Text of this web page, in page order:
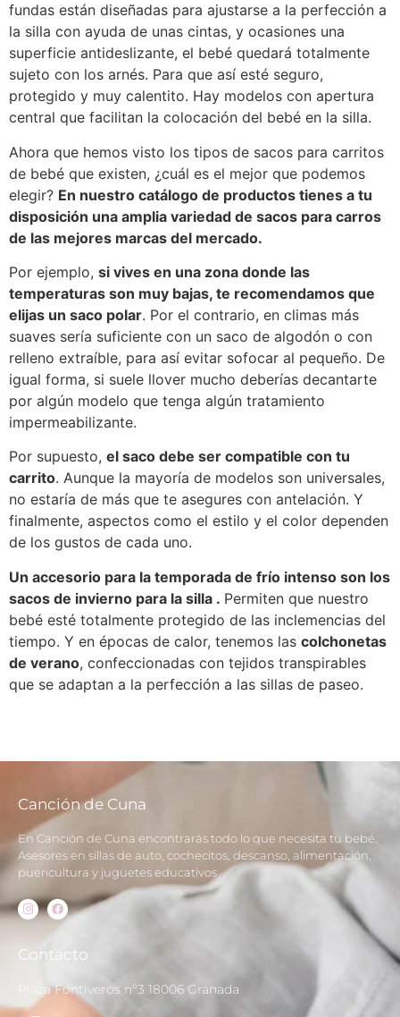
fundas están diseñadas para ajustarse a la perfección a
la silla con ayuda de unas cintas, y ocasiones una
superficie antideslizante, el bebé quedará totalmente
sujeto con los arnés. Para que así esté seguro,
protegido y muy calentito. Hay modelos con apertura
central que facilitan la colocación del bebé en la silla.
Ahora que hemos visto los tipos de sacos para carritos
de bebé que existen, ¿cuál es el mejor que podemos
elegir? En nuestro catálogo de productos tienes a tu
disposición una amplia variedad de sacos para carros
de las mejores marcas del mercado.
Por ejemplo, si vives en una zona donde las
temperaturas son muy bajas, te recomendamos que
elijas un saco polar. Por el contrario, en climas más
suaves sería suficiente con un saco de algodón o con
relleno extraíble, para así evitar sofocar al pequeño. De
igual forma, si suele llover mucho deberías decantarte
por algún modelo que tenga algún tratamiento
impermeabilizante.
Por supuesto, el saco debe ser compatible con tu
carrito. Aunque la mayoría de modelos son universales,
no estaría de más que te asegures con antelación. Y
finalmente, aspectos como el estilo y el color dependen
de los gustos de cada uno.
Un accesorio para la temporada de frío intenso son los
sacos de invierno para la silla . Permiten que nuestro
bebé esté totalmente protegido de las inclemencias del
tiempo. Y en épocas de calor, tenemos las colchonetas
de verano, confeccionadas con tejidos transpirables
que se adaptan a la perfección a las sillas de paseo.
Canción de Cuna
En Canción de Cuna encontrarás todo lo que necesita tu bebé.
Asesores en sillas de auto, cochecitos, descanso, alimentación,
puericultura y juguetes educativos
Contacto
Plaza Fontiveros nº3 18006 Granada